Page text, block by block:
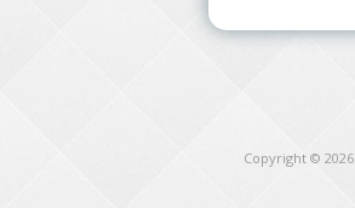
Copyright © 2026